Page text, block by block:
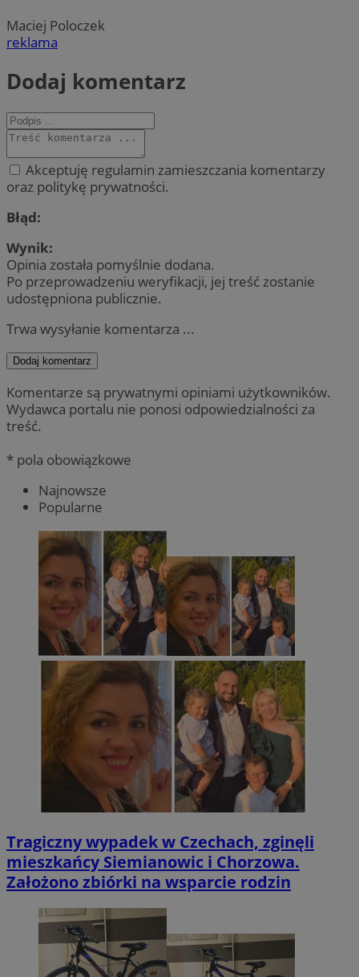
Maciej Poloczek
reklama
Dodaj komentarz
Akceptuję regulamin zamieszczania komentarzy
oraz politykę prywatności.
Błąd:
Wynik:
Opinia została pomyślnie dodana.
Po przeprowadzeniu weryfikacji, jej treść zostanie
udostępniona publicznie.
Trwa wysyłanie komentarza ...
Dodaj komentarz
Komentarze są prywatnymi opiniami użytkowników.
Wydawca portalu nie ponosi odpowiedzialności za
treść.
* pola obowiązkowe
Najnowsze
Popularne
Tragiczny wypadek w Czechach, zginęli
mieszkańcy Siemianowic i Chorzowa.
Założono zbiórki na wsparcie rodzin